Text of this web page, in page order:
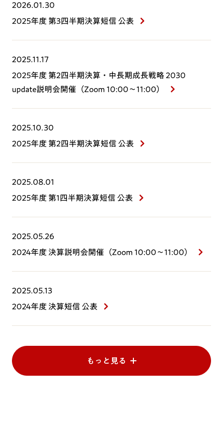
2026.01.30
2025年度 第3四半期決算短信 公表
2025.11.17
2025年度 第2四半期決算・中長期成長戦略 2030
update説明会開催（Zoom 10:00～11:00）
2025.10.30
2025年度 第2四半期決算短信 公表
2025.08.01
2025年度 第1四半期決算短信 公表
2025.05.26
2024年度 決算説明会開催（Zoom 10:00～11:00）
2025.05.13
2024年度 決算短信 公表
もっと見る